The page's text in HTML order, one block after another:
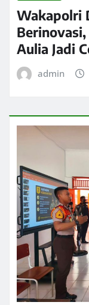
Wakapolri
Aulia Jadi
admin